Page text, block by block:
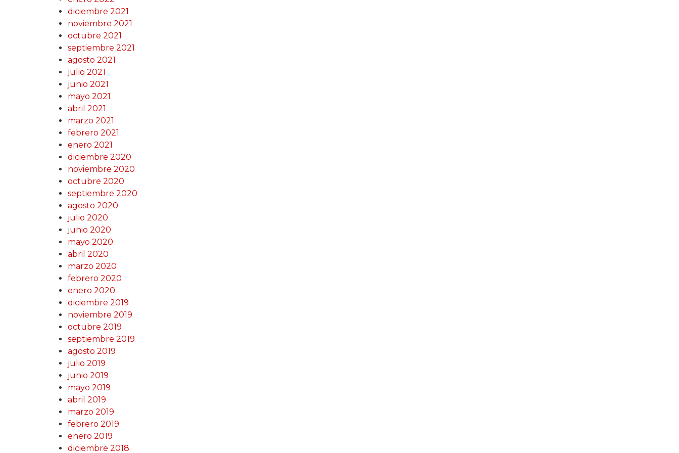
diciembre 2021
noviembre 2021
octubre 2021
septiembre 2021
agosto 2021
julio 2021
junio 2021
mayo 2021
abril 2021
marzo 2021
febrero 2021
enero 2021
diciembre 2020
noviembre 2020
octubre 2020
septiembre 2020
agosto 2020
julio 2020
junio 2020
mayo 2020
abril 2020
marzo 2020
febrero 2020
enero 2020
diciembre 2019
noviembre 2019
octubre 2019
septiembre 2019
agosto 2019
julio 2019
junio 2019
mayo 2019
abril 2019
marzo 2019
febrero 2019
enero 2019
diciembre 2018